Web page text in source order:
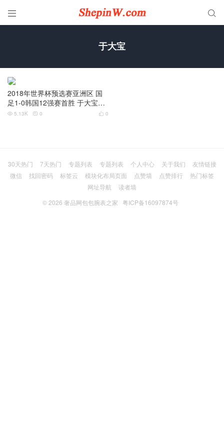
 
于大宝
2018年世界杯预选赛亚洲区 国
足1-0韩国12强赛首胜 于大宝进
球
 0
 5.13K  0
30天热门 7天热门 专题列表 专题列表 个人中心 关于我们
友情链接
微信
找回密码 标签云 模块化布局页面 点赞墙 点赞排行
热门标签
网址导航
读者墙
© 2026 奢品网包包腕表之家 粤ICP备16097874号